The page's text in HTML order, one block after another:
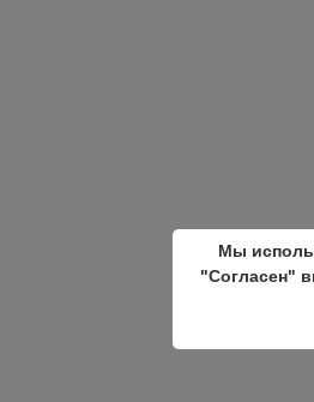
Мы
"Согласен"